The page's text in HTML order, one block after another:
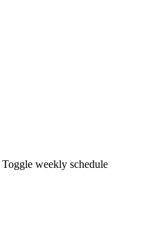
Toggle weekly schedule